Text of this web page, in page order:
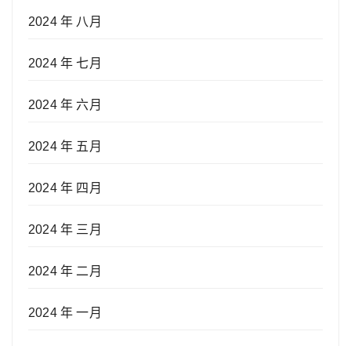
2024 年 八月
2024 年 七月
2024 年 六月
2024 年 五月
2024 年 四月
2024 年 三月
2024 年 二月
2024 年 一月